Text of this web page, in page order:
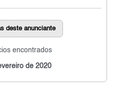
deste anunciante
encontrados
de 2020